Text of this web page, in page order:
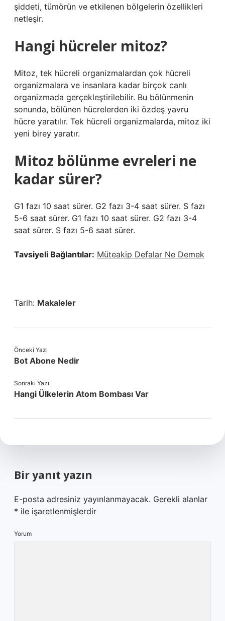
şiddeti, tümörün ve etkilenen bölgelerin özellikleri
netleşir.
Hangi hücreler mitoz?
Mitoz, tek hücreli organizmalardan çok hücreli
organizmalara ve insanlara kadar birçok canlı
organizmada gerçekleştirilebilir. Bu bölünmenin
sonunda, bölünen hücrelerden iki özdeş yavru
hücre yaratılır. Tek hücreli organizmalarda, mitoz iki
yeni birey yaratır.
Mitoz bölünme evreleri ne
kadar sürer?
G1 fazı 10 saat sürer. G2 fazı 3-4 saat sürer. S fazı
5-6 saat sürer. G1 fazı 10 saat sürer. G2 fazı 3-4
saat sürer. S fazı 5-6 saat sürer.
Tavsiyeli Bağlantılar: Müteakip Defalar Ne Demek
Tarih: Makaleler
Önceki Yazı
Bot Abone Nedir
Sonraki Yazı
Hangi Ülkelerin Atom Bombası Var
Bir yanıt yazın
E-posta adresiniz yayınlanmayacak. Gerekli alanlar
* ile işaretlenmişlerdir
Yorum